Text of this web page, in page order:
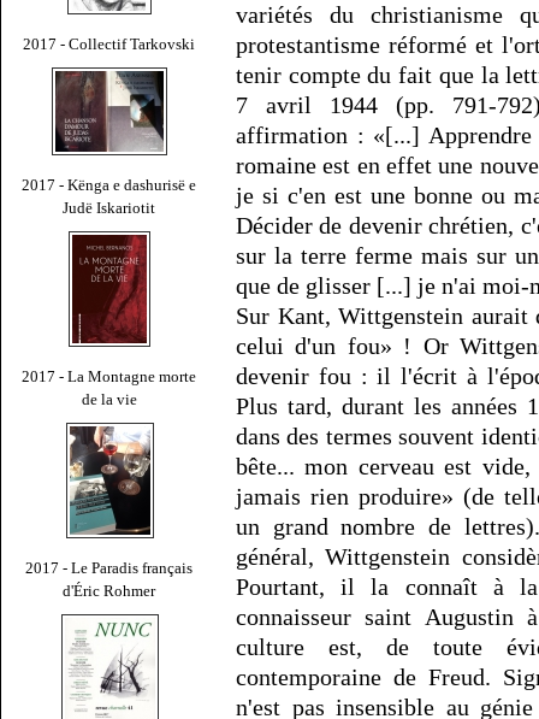
2017 - Collectif Tarkovski
2017 - Kënga e dashurisë e
Judë Iskariotit
2017 - La Montagne morte
de la vie
2017 - Le Paradis français
d'Éric Rohmer
variétés du christianisme
protestantisme réformé et
tenir compte du fait que la
7 avril 1944 (pp. 791-
affirmation : «[...]
romaine est en effet une
je si c'en est une bonne ou
Décider de devenir chrétien,
sur la terre ferme mais sur
que de glisser [...] je n'ai moi-
Sur Kant, Wittgenstein aurait
celui d'un fou» ! Or
devenir fou : il l'écrit à
Plus tard, durant les années
dans des termes souvent
bête... mon cerveau est
jamais rien produire» (de
un grand nombre de
général, Wittgenstein
Pourtant, il la connaît à
connaisseur saint Augustin
culture est, de toute
contemporaine de Freud.
n'est pas insensible au